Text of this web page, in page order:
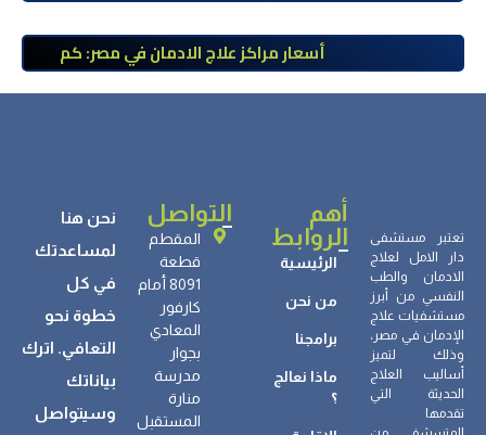
أسعار مراكز علاج الادمان في مصر: كم
تعتبر مستشفى
دار الامل لعلاج
الادمان والطب
النفسي من أبرز
مستشفيات علاج
الإدمان في مصر،
وذلك لتميز
أساليب العلاج
الحديثة التي
تقدمها
أهم
الروابط
الرئيسية
من نحن
برامجنا
ماذا نعالج
؟
التواصل
المقطم
قطعة
8091 أمام
كارفور
المعادي
بجوار
مدرسة
منارة
المستقبل
نحن هنا
لمساعدتك
في كل
خطوة نحو
التعافي. اترك
بياناتك
وسيتواصل